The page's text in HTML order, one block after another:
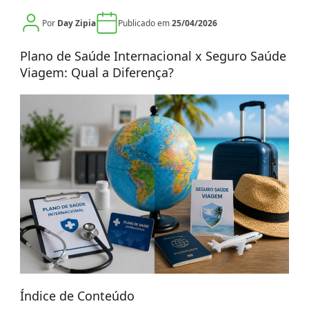
Por Day Zipia Publicado em25/04/2026
Plano de Saúde Internacional x Seguro Saúde
Viagem: Qual a Diferença?
Índice de Conteúdo